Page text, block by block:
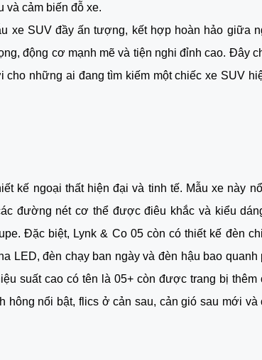
và cảm biến đỗ xe.
xe SUV đầy ấn tượng, kết hợp hoàn hảo giữa
động cơ mạnh mẽ và tiện nghi đỉnh cao. Đây
cho những ai đang tìm kiếm một chiếc xe SUV
kế ngoại thất hiện đại và tinh tế. Mẫu xe này
đường nét cơ thể được điêu khắc và kiểu
Đặc biệt, Lynk & Co 05 còn có thiết kế đèn
LED, đèn chạy ban ngày và đèn hậu bao quanh
suất cao có tên là 05+ còn được trang bị thêm
hông nổi bật, flics ở cản sau, cản gió sau mới và